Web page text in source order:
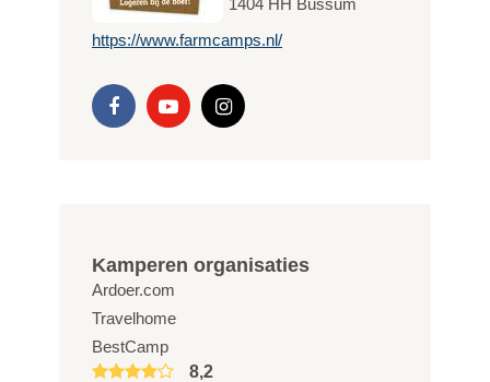
1404 HH Bussum
https://www.farmcamps.nl/
Kamperen organisaties
Ardoer.com
Travelhome
BestCamp
8,2